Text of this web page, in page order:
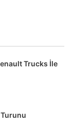
Trucks İle
Turunu